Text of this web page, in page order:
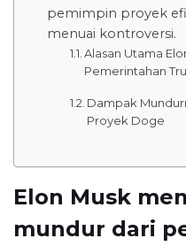
pemimpin proyek
menuai kontroversi.
Alasan Utama
Pemerintahan
Dampak
Proyek Doge
Elon Musk
mundur dari